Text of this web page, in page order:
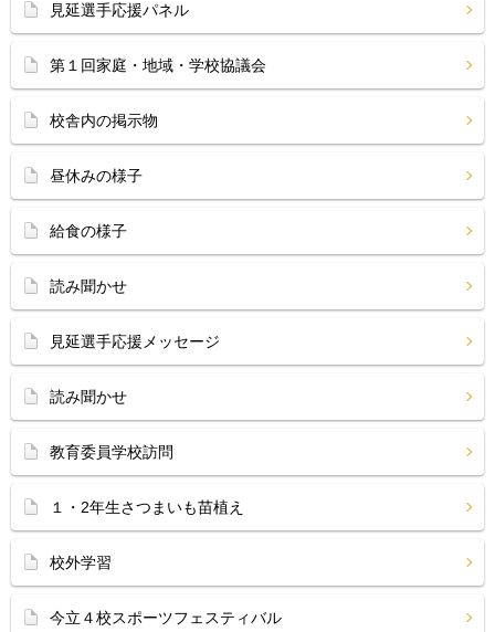
見延選手応援パネル
第１回家庭・地域・学校協議会
校舎内の掲示物
昼休みの様子
給食の様子
読み聞かせ
見延選手応援メッセージ
読み聞かせ
教育委員学校訪問
１・2年生さつまいも苗植え
校外学習
今立４校スポーツフェスティバル